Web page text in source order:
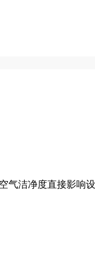
洁净度直接影响